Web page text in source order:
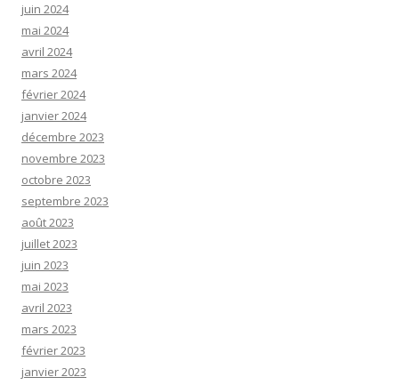
juin 2024
mai 2024
avril 2024
mars 2024
février 2024
janvier 2024
décembre 2023
novembre 2023
octobre 2023
septembre 2023
août 2023
juillet 2023
juin 2023
mai 2023
avril 2023
mars 2023
février 2023
janvier 2023